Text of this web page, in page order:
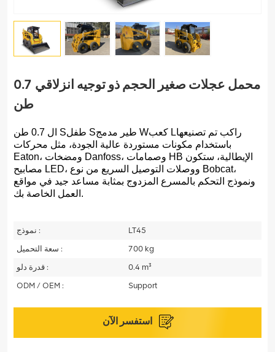
محمل عجلات صغير الحجم ذو توجيه انزلاقي 0.7
طن
ال 0.7 طن S S طير مدمج W L راكب تم تصنيعها
باستخدام مكونات مستوردة عالية الجودة، مثل محركات
Eaton، ومضخات Danfoss، وصمامات HB الإيطالية، ستكون
مصابيح LED، ووصلات التوصيل السريع من نوع Bobcat،
ونموذج التحكم بالمسرع المزدوج بمثابة مساعد جيد في مواقع
العمل الخاصة بك.
نموذج :
LT45
سعة التحميل :
700 kg
قدرة دلو :
0.4 m³
ODM / OEM :
Support